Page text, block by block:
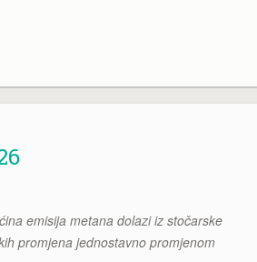
emisija metana dolazi iz stočarske
promjena jednostavno promjenom